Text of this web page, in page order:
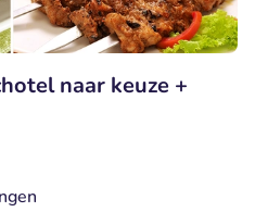
naar keuze +